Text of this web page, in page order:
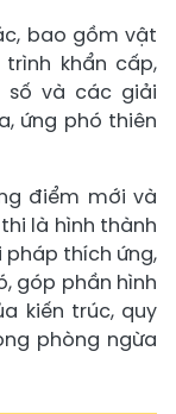
bao gồm vật
khẩn cấp,
số và các giải
ứng phó thiên
điểm mới và
là hình thành
thích ứng,
góp phần hình
kiến trúc, quy
phòng ngừa